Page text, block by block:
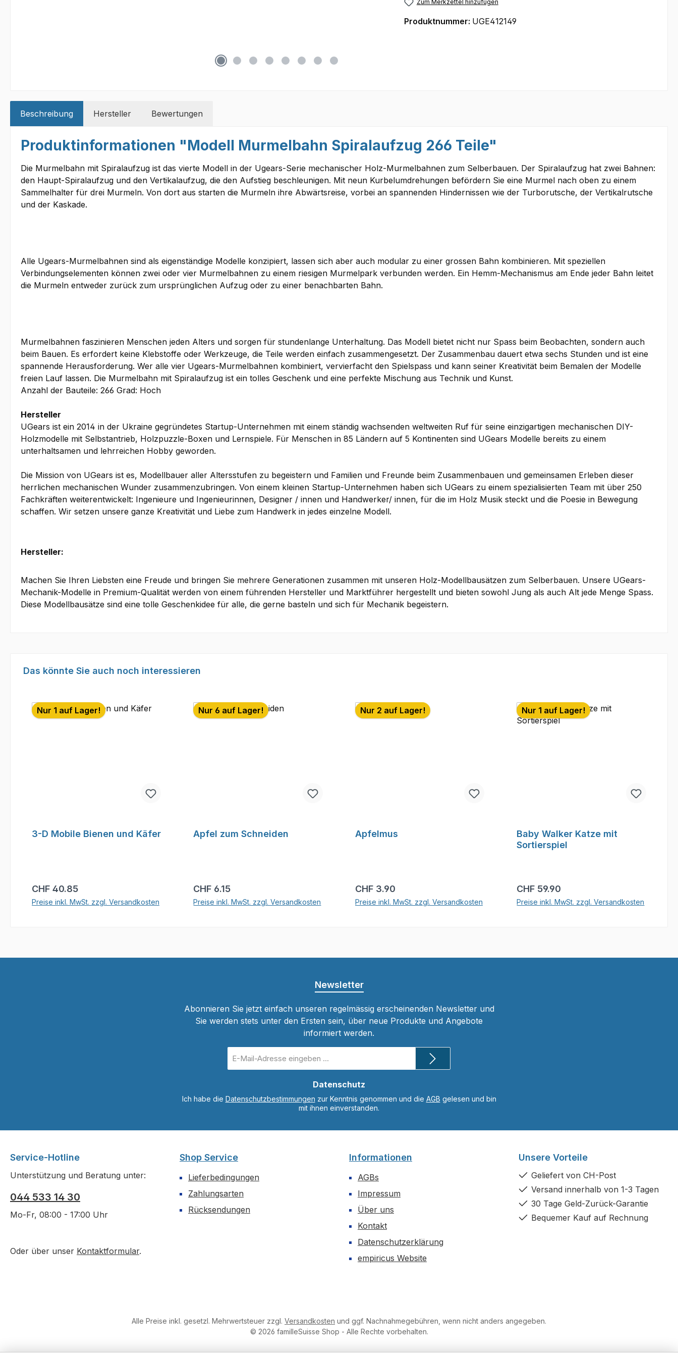
Zum Merkzettel hinzufügen
Produktnummer: UGE412149
Beschreibung Hersteller Bewertungen
Produktinformationen "Modell Murmelbahn Spiralaufzug 266 Teile"
Die Murmelbahn mit Spiralaufzug ist das vierte Modell in der Ugears-Serie mechanischer Holz-Murmelbahnen zum Selberbauen. Der Spiralaufzug hat zwei Bahnen:
den Haupt-Spiralaufzug und den Vertikalaufzug, die den Aufstieg beschleunigen. Mit neun Kurbelumdrehungen befördern Sie eine Murmel nach oben zu einem
Sammelhalter für drei Murmeln. Von dort aus starten die Murmeln ihre Abwärtsreise, vorbei an spannenden Hindernissen wie der Turborutsche, der Vertikalrutsche
und der Kaskade.
Alle Ugears-Murmelbahnen sind als eigenständige Modelle konzipiert, lassen sich aber auch modular zu einer grossen Bahn kombinieren. Mit speziellen
Verbindungselementen können zwei oder vier Murmelbahnen zu einem riesigen Murmelpark verbunden werden. Ein Hemm-Mechanismus am Ende jeder Bahn leitet
die Murmeln entweder zurück zum ursprünglichen Aufzug oder zu einer benachbarten Bahn.
Murmelbahnen faszinieren Menschen jeden Alters und sorgen für stundenlange Unterhaltung. Das Modell bietet nicht nur Spass beim Beobachten, sondern auch
beim Bauen. Es erfordert keine Klebstoffe oder Werkzeuge, die Teile werden einfach zusammengesetzt. Der Zusammenbau dauert etwa sechs Stunden und ist eine
spannende Herausforderung. Wer alle vier Ugears-Murmelbahnen kombiniert, vervierfacht den Spielspass und kann seiner Kreativität beim Bemalen der Modelle
freien Lauf lassen. Die Murmelbahn mit Spiralaufzug ist ein tolles Geschenk und eine perfekte Mischung aus Technik und Kunst.
Anzahl der Bauteile: 266 Grad: Hoch
Hersteller
UGears ist ein 2014 in der Ukraine gegründetes Startup-Unternehmen mit einem ständig wachsenden weltweiten Ruf für seine einzigartigen mechanischen DIY-
Holzmodelle mit Selbstantrieb, Holzpuzzle-Boxen und Lernspiele. Für Menschen in 85 Ländern auf 5 Kontinenten sind UGears Modelle bereits zu einem
unterhaltsamen und lehrreichen Hobby geworden.
Die Mission von UGears ist es, Modellbauer aller Altersstufen zu begeistern und Familien und Freunde beim Zusammenbauen und gemeinsamen Erleben dieser
herrlichen mechanischen Wunder zusammenzubringen. Von einem kleinen Startup-Unternehmen haben sich UGears zu einem spezialisierten Team mit über 250
Fachkräften weiterentwickelt: Ingenieure und Ingenieurinnen, Designer / innen und Handwerker/ innen, für die im Holz Musik steckt und die Poesie in Bewegung
schaffen. Wir setzen unsere ganze Kreativität und Liebe zum Handwerk in jedes einzelne Modell.
Hersteller:
Machen Sie Ihren Liebsten eine Freude und bringen Sie mehrere Generationen zusammen mit unseren Holz-Modellbausätzen zum Selberbauen. Unsere UGears-
Mechanik-Modelle in Premium-Qualität werden von einem führenden Hersteller und Marktführer hergestellt und bieten sowohl Jung als auch Alt jede Menge Spass.
Diese Modellbausätze sind eine tolle Geschenkidee für alle, die gerne basteln und sich für Mechanik begeistern.
Produktgalerie überspringen
Das könnte Sie auch noch interessieren
Nur 1 auf Lager!
3-D Mobile Bienen und Käfer
Regulärer Preis:
CHF 40.85
Preise inkl. MwSt. zzgl. Versandkosten
Nur 6 auf Lager!
Apfel zum Schneiden
Regulärer Preis:
CHF 6.15
Preise inkl. MwSt. zzgl. Versandkosten
Nur 2 auf Lager!
Apfelmus
Regulärer Preis:
CHF 3.90
Preise inkl. MwSt. zzgl. Versandkosten
Nur 1 auf Lager!
Baby Walker Katze mit
Sortierspiel
Regulärer Preis:
CHF 59.90
Preise inkl. MwSt. zzgl. Versandkosten
Newsletter
Abonnieren Sie jetzt einfach unseren regelmässig erscheinenden Newsletter und
Sie werden stets unter den Ersten sein, über neue Produkte und Angebote
informiert werden.
Mail-
Adresse
Datenschutz
Ich habe die Datenschutzbestimmungen zur Kenntnis genommen und die AGB gelesen und bin
mit ihnen einverstanden.
Service-Hotline
Unterstützung und Beratung unter:
044 533 14 30
Mo-Fr, 08:00 - 17:00 Uhr
Oder über unser Kontaktformular.
Shop Service
Lieferbedingungen
Zahlungsarten
Rücksendungen
Informationen
AGBs
Impressum
Über uns
Kontakt
Datenschutzerklärung
empiricus Website
Unsere Vorteile
Geliefert von CH-Post
Versand innerhalb von 1-3 Tagen
30 Tage Geld-Zurück-Garantie
Bequemer Kauf auf Rechnung
Alle Preise inkl. gesetzl. Mehrwertsteuer zzgl. Versandkosten und ggf. Nachnahmegebühren, wenn nicht anders angegeben.
© 2026 familleSuisse Shop - Alle Rechte vorbehalten.